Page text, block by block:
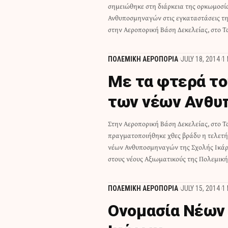
σημειώθηκε στη διάρκεια της
Ανθυποσμηναγών στις εγκαταστάσεις
στην Αεροπορική Βάση Δεκελείας, στο
Εθνικής Αμύνης, μ' επικεφαλής τον
Αβραμόπουλο. Ο υπουργός, ως
ΠΟΛΕΜΙΚΗ ΑΕΡΟΠΟΡΙΑ JULY 18, 2014 1
Με τα φτερά
των νέων
Στην Αεροπορική Βάση Δεκελείας, στο
πραγματοποιήθηκε χθες βράδυ η
νέων Ανθυποσμηναγών της Σχολής
στους νέους Αξιωματικούς της
επέδωσε ο Υπουργός Εθνικής Άμυνας
Αβραμόπουλος. Από τη Σχολή
Ανθυποσμηναγοί, εκ των οποίων 107 από
ΠΟΛΕΜΙΚΗ ΑΕΡΟΠΟΡΙΑ JULY 15, 2014 1
Ονομασία